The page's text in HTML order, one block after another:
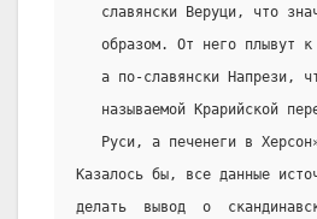
славянски Веруци, что
образом. От него плывут
а по-славянски Напрези,
называемой Крарийской
Руси, а печенеги в
Казалось бы, все данные
делать  вывод  о